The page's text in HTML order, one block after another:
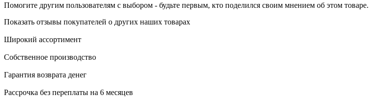
Помогите другим пользователям с выбором - будьте первым, кто поделился своим мнением об этом товаре.
Показать отзывы покупателей о других наших товарах
Широкий ассортимент
Собственное производство
Гарантия возврата денег
Рассрочка без переплаты на 6 месяцев